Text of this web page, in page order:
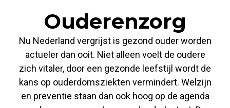
Ouderenzorg
Nu Nederland vergrijst is gezond ouder worden
actueler dan ooit. Niet alleen voelt de oudere
zich vitaler, door een gezonde leefstijl wordt de
kans op ouderdomsziekten vermindert. Welzijn
en preventie staan dan ook hoog op de agenda